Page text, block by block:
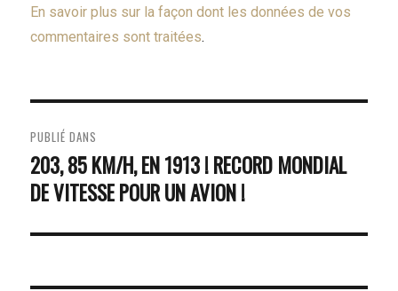
En savoir plus sur la façon dont les données de vos
commentaires sont traitées.
NAVIGATION
DE
L’ARTICLE
PUBLIÉ DANS
203, 85 KM/H, EN 1913 ! RECORD MONDIAL
DE VITESSE POUR UN AVION !